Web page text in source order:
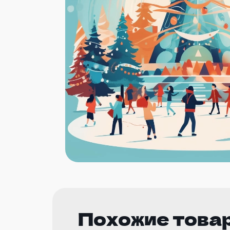
Похожие